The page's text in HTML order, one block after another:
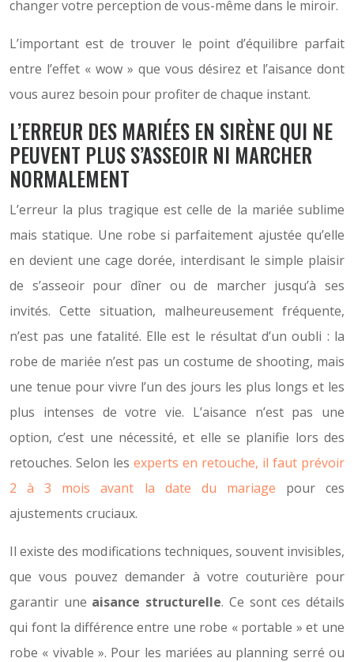
changer votre perception de vous-même dans le miroir.
L’important est de trouver le point d’équilibre parfait
entre l’effet « wow » que vous désirez et l’aisance dont
vous aurez besoin pour profiter de chaque instant.
L’ERREUR DES MARIÉES EN SIRÈNE QUI NE
PEUVENT PLUS S’ASSEOIR NI MARCHER
NORMALEMENT
L’erreur la plus tragique est celle de la mariée sublime
mais statique. Une robe si parfaitement ajustée qu’elle
en devient une cage dorée, interdisant le simple plaisir
de s’asseoir pour dîner ou de marcher jusqu’à ses
invités. Cette situation, malheureusement fréquente,
n’est pas une fatalité. Elle est le résultat d’un oubli : la
robe de mariée n’est pas un costume de shooting, mais
une tenue pour vivre l’un des jours les plus longs et les
plus intenses de votre vie. L’aisance n’est pas une
option, c’est une nécessité, et elle se planifie lors des
retouches. Selon les experts en retouche, il faut prévoir
2 à 3 mois avant la date du mariage pour ces
ajustements cruciaux.
Il existe des modifications techniques, souvent invisibles,
que vous pouvez demander à votre couturière pour
garantir une aisance structurelle. Ce sont ces détails
qui font la différence entre une robe « portable » et une
robe « vivable ». Pour les mariées au planning serré ou